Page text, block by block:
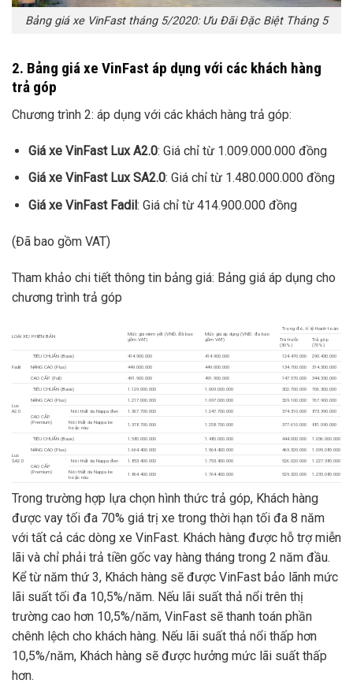
Bảng giá xe VinFast tháng 5/2020: Ưu Đãi Đặc Biệt Tháng 5
2. Bảng giá xe VinFast áp dụng với các khách hàng
trả góp
Chương trình 2: áp dụng với các khách hàng trả góp:
Giá xe VinFast Lux A2.0: Giá chỉ từ 1.009.000.000 đồng
Giá xe VinFast Lux SA2.0: Giá chỉ từ 1.480.000.000 đồng
Giá xe VinFast Fadil: Giá chỉ từ 414.900.000 đồng
(Đã bao gồm VAT)
Tham khảo chi tiết thông tin bảng giá: Bảng giá áp dụng cho
chương trình trả góp
LOẠI XE/ PHIÊN BẢN
Mức giá niêm yết (VNĐ, đã bao
gồm VAT)
Mức giá áp dụng (VNĐ. đa bao
gồm VAT)
Trong đó, tỉ lệ thanh toán:
Trà trưổc
(30%)
Trả góp
(70%)
Fadil
TIÊU CHUẨN (Base) 414.900.000 414.900.000 124.470.000
290.430.000
NÂNG CAO (Plus)
449.000.000 449.000.000 134.700.000
314.300.000
CAO CẤP (Full)
491.900.000 491.900.000 147.570.000 344.330.000
Lux
A2.0
TIÊU CHUẨN (Base) 1.129.000.000 1.009.000.000 302.700.000
706.300.000
NÂNG CAO (Plus)
1.217.000.000 1.097.000.000 329.100.000 767.900.000
CAO CẤP
(Premium)
Nôi thất da Nappa đen 1.367.700.000 1.247.700.000 374.310.000
873.390.000
Nôi thất da Nappa be
hoặc nâu
1.378.700.000 1.258.700.000 377.610.000 881.090.000
Lux
SA2.0
TIÊU CHUẨN (Base) 1.580.000.000 1.480.000.000 444.000.000
1.036.000.000
NÂNG CAO (Plus)
1.664.400.000 1.564.400.000 469.320.000 1.095.080.000
CAO CẤP
(Premium)
Nôi thất da Nappa đen 1.853.400.000 1.753.400.000 526.020.000
1.227.380.000
Nôi thất da Nappa be
hoặc nâu
1.864.400.000 1.764.400.000 529.320.000 1.235.080.000
Trong trường hợp lựa chọn hình thức trả góp, Khách hàng
được vay tối đa 70% giá trị xe trong thời hạn tối đa 8 năm
với tất cả các dòng xe VinFast. Khách hàng được hỗ trợ miễn
lãi và chỉ phải trả tiền gốc vay hàng tháng trong 2 năm đầu.
Kể từ năm thứ 3, Khách hàng sẽ được VinFast bảo lãnh mức
lãi suất tối đa 10,5%/năm. Nếu lãi suất thả nổi trên thị
trường cao hơn 10,5%/năm, VinFast sẽ thanh toán phần
chênh lệch cho khách hàng. Nếu lãi suất thả nổi thấp hơn
10,5%/năm, Khách hàng sẽ được hưởng mức lãi suất thấp
hơn.